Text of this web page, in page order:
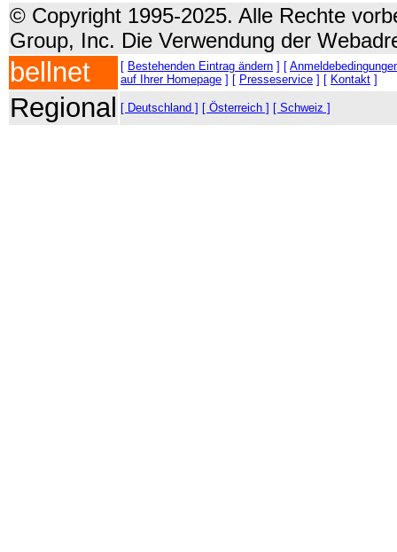
© Copyright 1995-2025. Alle Rechte
Group, Inc. Die Verwendung der
bellnet [ Bestehenden Eintrag ändern ] [
auf Ihrer Homepage ] [ Presseservice ] [ Kontakt ]
Regional [ Deutschland ] [ Österreich ] [ Schweiz ]